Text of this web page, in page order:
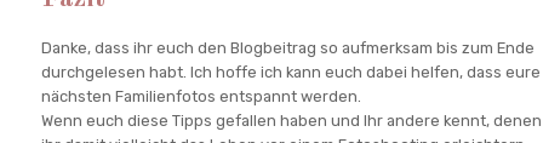
Danke, dass ihr euch den Blogbeitrag so aufmerksam bis zum Ende
durchgelesen habt. Ich hoffe ich kann euch dabei helfen, dass eure
nächsten Familienfotos entspannt werden.
Wenn euch diese Tipps gefallen haben und Ihr andere kennt, denen